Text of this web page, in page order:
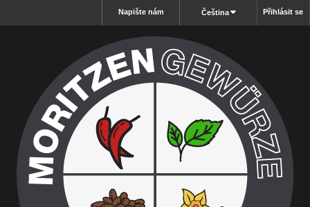
Přihlásit se
Čeština
Napište nám